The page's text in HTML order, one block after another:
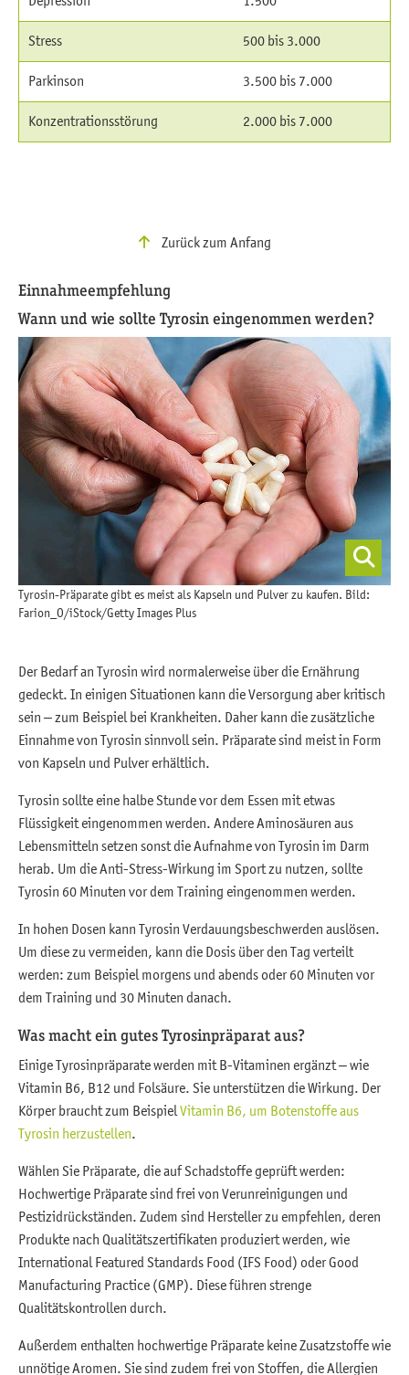
Stress 500 bis 3.000
Parkinson 3.500 bis 7.000
Konzentrationsstörung 2.000 bis 7.000
Zurück zum Anfang
Einnahmeempfehlung
Wann und wie sollte Tyrosin eingenommen werden?
Tyrosin-Präparate gibt es meist als Kapseln und Pulver zu kaufen. Bild:
Farion_O/iStock/Getty Images Plus
Der Bedarf an Tyrosin wird normalerweise über die Ernährung
gedeckt. In einigen Situationen kann die Versorgung aber kritisch
sein – zum Beispiel bei Krankheiten. Daher kann die zusätzliche
Einnahme von Tyrosin sinnvoll sein. Präparate sind meist in Form
von Kapseln und Pulver erhältlich.
Tyrosin sollte eine halbe Stunde vor dem Essen mit etwas
Flüssigkeit eingenommen werden. Andere Aminosäuren aus
Lebensmitteln setzen sonst die Aufnahme von Tyrosin im Darm
herab. Um die Anti-Stress-Wirkung im Sport zu nutzen, sollte
Tyrosin 60 Minuten vor dem Training eingenommen werden.
In hohen Dosen kann Tyrosin Verdauungsbeschwerden auslösen.
Um diese zu vermeiden, kann die Dosis über den Tag verteilt
werden: zum Beispiel morgens und abends oder 60 Minuten vor
dem Training und 30 Minuten danach.
Was macht ein gutes Tyrosinpräparat aus?
Einige Tyrosinpräparate werden mit B-Vitaminen ergänzt – wie
Vitamin B6, B12 und Folsäure. Sie unterstützen die Wirkung. Der
Körper braucht zum Beispiel Vitamin B6, um Botenstoffe aus
Tyrosin herzustellen.
Wählen Sie Präparate, die auf Schadstoffe geprüft werden:
Hochwertige Präparate sind frei von Verunreinigungen und
Pestizidrückständen. Zudem sind Hersteller zu empfehlen, deren
Produkte nach Qualitätszertifikaten produziert werden, wie
International Featured Standards Food (IFS Food) oder Good
Manufacturing Practice (GMP). Diese führen strenge
Qualitätskontrollen durch.
Außerdem enthalten hochwertige Präparate keine Zusatzstoffe wie
unnötige Aromen. Sie sind zudem frei von Stoffen, die Allergien